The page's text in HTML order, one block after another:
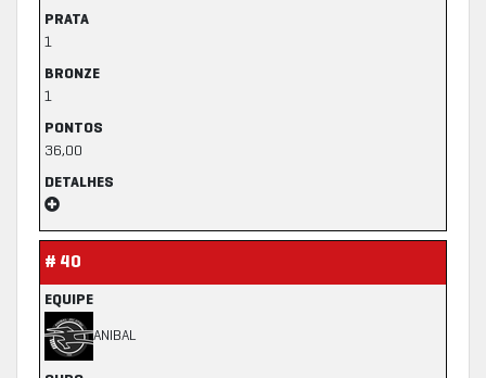
PRATA
1
BRONZE
1
PONTOS
36,00
DETALHES
# 40
EQUIPE
ANIBAL